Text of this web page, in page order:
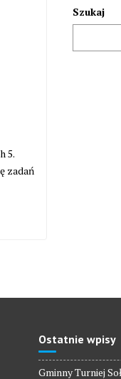
5.
zadań
Szukaj
Ostatnie wpisy
Gminny Turniej